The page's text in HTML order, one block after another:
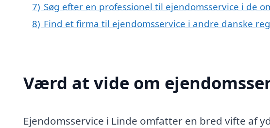
7) Søg efter en professionel til ejendomsservice i de
8) Find et firma til ejendomsservice i andre danske
Værd at vide om
Ejendomsservice i Linde omfatter en bred vifte af